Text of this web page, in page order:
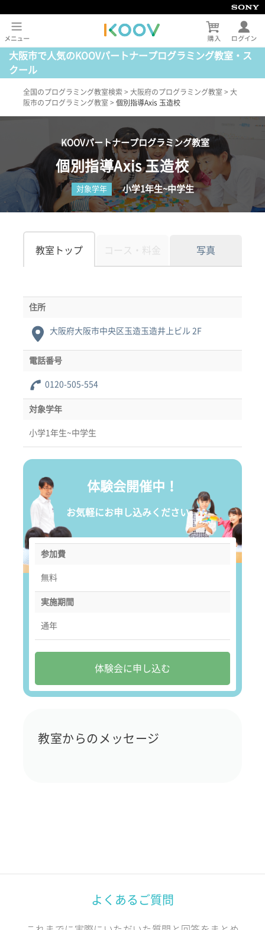
大阪市で人気のKOOVパートナープログラミング教室・ス
クール
全国のプログラミング教室検索 > 大阪府のプログラミング教室 > 大
阪市のプログラミング教室 > 個別指導Axis 玉造校
KOOVパートナープログラミング教室
個別指導Axis 玉造校
対象学年 小学1年生~中学生
教室トップ コース・料金 写真
住所
大阪府大阪市中央区玉造玉造井上ビル 2F
電話番号
0120-505-554
対象学年
小学1年生~中学生
体験会開催中！
お気軽にお申し込みください。
参加費
無料
実施期間
通年
体験会に申し込む
教室からのメッセージ
よくあるご質問